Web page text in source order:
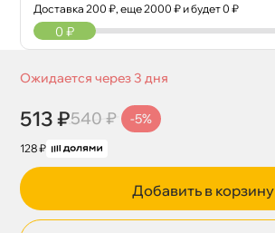
Доставка200 ₽, еще2000 ₽ и будет 0 ₽
0 ₽
Ожидается через 3 дня
513 ₽540 ₽ -5%
128 ₽
Добавить в корзину